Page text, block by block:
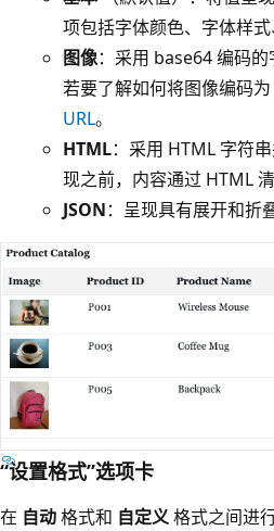
项包括字体颜色、字体样式
图像：采用 base64 编码的
若要了解如何将图像编码
URL。
HTML：采用 HTML 字符
现之前，内容通过 HTML 清
JSON：呈现具有展开和折
“设置格式”选项卡
在 自动格式和 自定义格式之间进